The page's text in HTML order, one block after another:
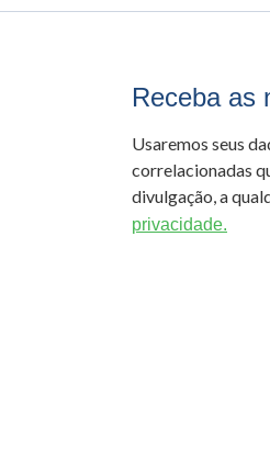
Receba as
Usaremos seus
correlacionadas
divulgação, a
privacidade.